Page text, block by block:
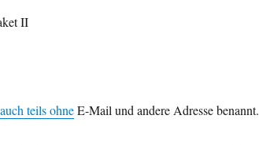
II
teils ohneE-Mail und andere Adresse benannt.